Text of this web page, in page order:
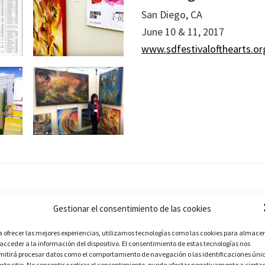
Gestionar el consentimiento de las cookies
ofrecer las mejores experiencias, utilizamos tecnologías como las cookies para
a la información del dispositivo. El consentimiento de estas tecnologías nos
procesar datos como el comportamiento de navegación o las identificaciones
San Diego, CA
June 10 & 11, 2017
ArtWalk San
San Diego, CA